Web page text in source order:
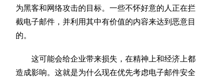
为黑客和网络攻击的目标。一些不怀好意的人正在拦
截电子邮件，并利用其中有价值的内容来达到恶意目
的。
这可能会给企业带来损失，在精神上和经济上都
造成影响。这就是为什么现在优先考虑电子邮件安全